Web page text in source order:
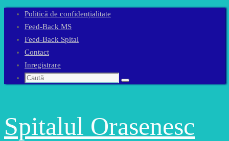
conținut
Politică de confidențialitate
Feed-Back MS
Feed-Back Spital
Contact
Inregistrare
Caută
Caută
Spitalul Orasenesc